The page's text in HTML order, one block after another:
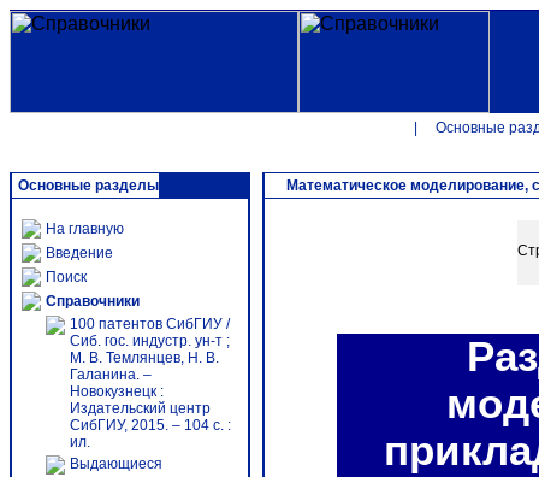
Основные
Основные разделы
На главную
Введение
Поиск
Справочники
100 патентов СибГИУ /
Сиб. гос. индустр. ун-т ;
М. В. Темлянцев, Н. В.
Галанина. –
Новокузнецк :
Издательский центр
СибГИУ, 2015. – 104 с. :
ил.
Выдающиеся
Математическое моделирование,